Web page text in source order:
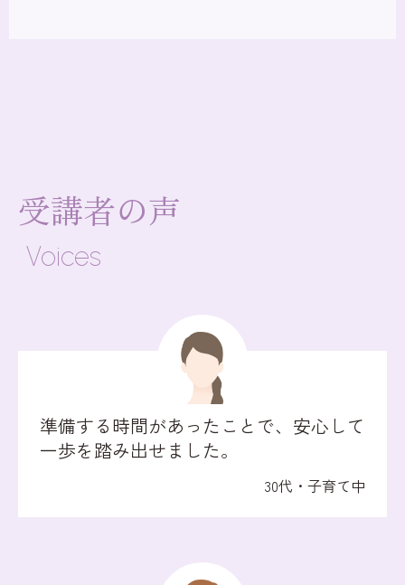
受講者の声
Voices
準備する時間があったことで、安心して
一歩を踏み出せました。
30代・子育て中